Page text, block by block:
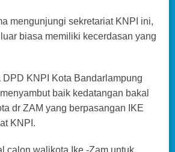
mengunjungi sekretariat KNPI ini,
biasa memiliki kecerdasan yang
DPD KNPI Kota Bandarlampung
baik kedatangan bakal
dr ZAM yang berpasangan IKE
KNPI.
calon walikota Ike -Zam untuk